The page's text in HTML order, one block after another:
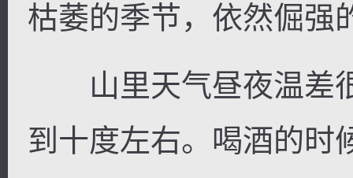
枯萎的季节，依然倔强
山里天气昼夜温差
到十度左右。喝酒的时